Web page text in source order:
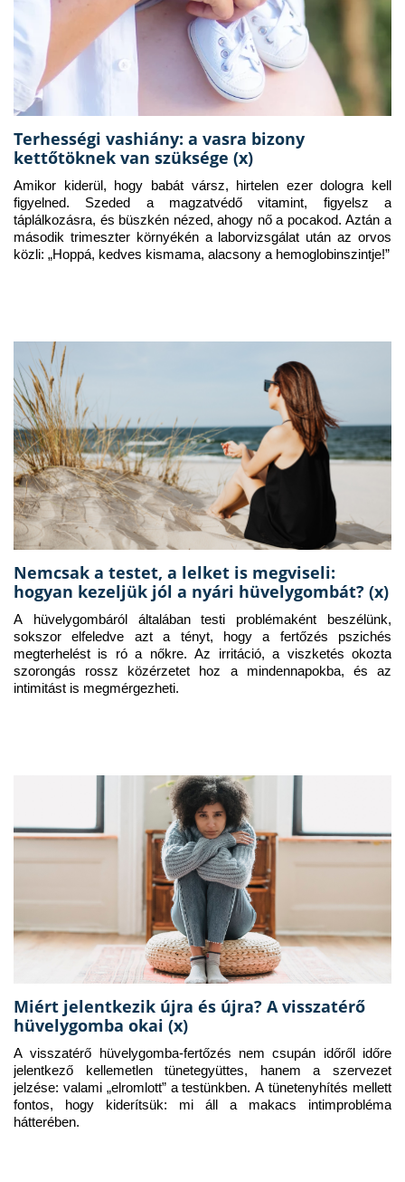
Terhességi vashiány: a vasra bizony
kettőtöknek van szüksége (x)
Amikor kiderül, hogy babát vársz, hirtelen ezer dologra kell
figyelned. Szeded a magzatvédő vitamint, figyelsz a
táplálkozásra, és büszkén nézed, ahogy nő a pocakod. Aztán a
második trimeszter környékén a laborvizsgálat után az orvos
közli: „Hoppá, kedves kismama, alacsony a hemoglobinszintje!”
Nemcsak a testet, a lelket is megviseli:
hogyan kezeljük jól a nyári hüvelygombát? (x)
A hüvelygombáról általában testi problémaként beszélünk,
sokszor elfeledve azt a tényt, hogy a fertőzés pszichés
megterhelést is ró a nőkre. Az irritáció, a viszketés okozta
szorongás rossz közérzetet hoz a mindennapokba, és az
intimitást is megmérgezheti.
Miért jelentkezik újra és újra? A visszatérő
hüvelygomba okai (x)
A visszatérő hüvelygomba-fertőzés nem csupán időről időre
jelentkező kellemetlen tünetegyüttes, hanem a szervezet
jelzése: valami „elromlott” a testünkben. A tünetenyhítés mellett
fontos, hogy kiderítsük: mi áll a makacs intimprobléma
hátterében.